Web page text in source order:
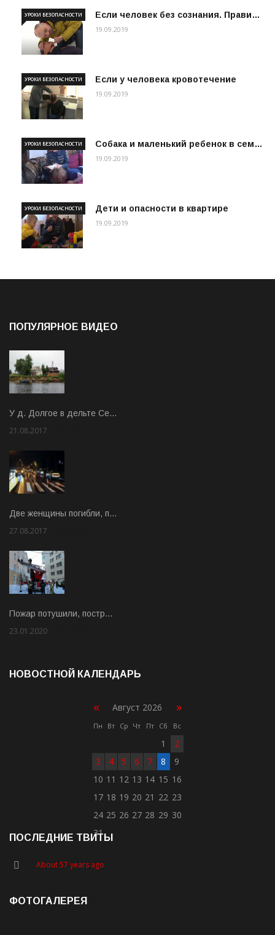
Если человек без сознания. Прави…
УРОКИ БЕЗОПАСНОСТИ
19.09.2019
Если у человека кровотечение
УРОКИ БЕЗОПАСНОСТИ
19.09.2019
Собака и маленький ребенок в сем…
УРОКИ БЕЗОПАСНОСТИ
19.09.2019
Дети и опасности в квартире
УРОКИ БЕЗОПАСНОСТИ
19.09.2019
ПОПУЛЯРНОЕ ВИДЕО
У д. Долгое в дельте Се…
21.08.2017
Две женщины погибли, п…
27.08.2017
Пожар потушили, постр…
23.01.2020
НОВОСТНОЙ КАЛЕНДАРЬ
« Август 2026 »
Пн Вт Ср Чт Пт Сб Вс
1
2
3
4 5 6 7 8
9
10 11 12 13 14 15 16
17 18 19 20 21 22 23
24 25 26 27 28 29 30
31
ПОСЛЕДНИЕ ТВИТЫ
About 57 years ago
ФОТОГАЛЕРЕЯ